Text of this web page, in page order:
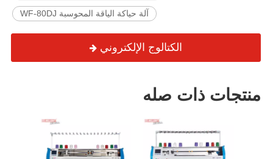
آلة حياكة الياقة المحوسبة WF-80DJ
الكتالوج الإلكتروني
منتجات ذات صله